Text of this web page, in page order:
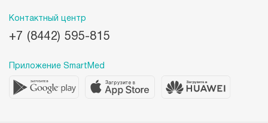
Контактный центр
+7 (8442) 595-815
Приложение SmartMed